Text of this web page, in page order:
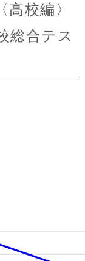
校編〉
総合テス